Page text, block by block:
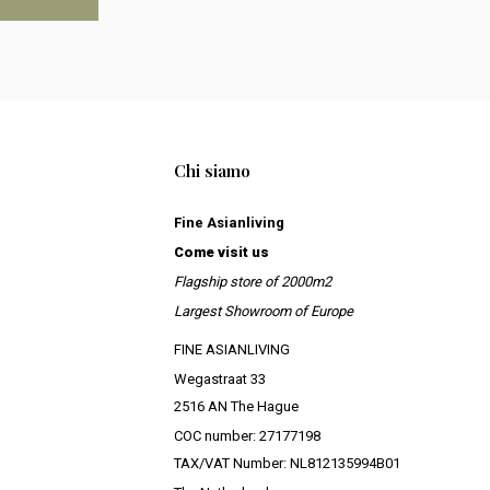
Chi siamo
Fine Asianliving
Come visit us
Flagship store of 2000m2
Largest Showroom of Europe
FINE ASIANLIVING
Wegastraat 33
2516 AN The Hague
COC number: 27177198
TAX/VAT Number: NL812135994B01